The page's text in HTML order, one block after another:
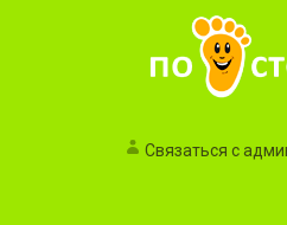
Связаться с